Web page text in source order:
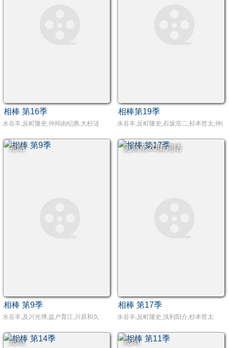
相棒 第16季
水谷丰,反町隆史,仲间由纪惠,大杉涟
相棒第19季
水谷丰,反町隆史,石坂浩二,杉本哲太,仲
完结
相棒 第9季
水谷丰,及川光博,益户育江,川原和久
更新至20集完结
相棒 第17季
水谷丰,反町隆史,浅利阳介,杉本哲太
完结 完结